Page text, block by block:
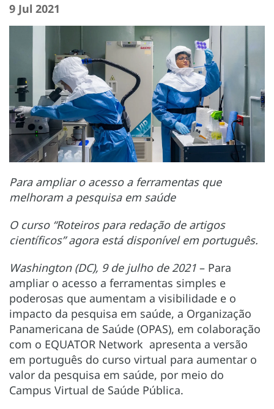
9 Jul 2021
Para ampliar o acesso a ferramentas que
melhoram a pesquisa em saúde
O curso “Roteiros para redação de artigos
científicos” agora está disponível em português.
Washington (DC), 9 de julho de 2021 – Para
ampliar o acesso a ferramentas simples e
poderosas que aumentam a visibilidade e o
impacto da pesquisa em saúde, a Organização
Panamericana de Saúde (OPAS), em colaboração
com o EQUATOR Network apresenta a versão
em português do curso virtual para aumentar o
valor da pesquisa em saúde, por meio do
Campus Virtual de Saúde Pública.